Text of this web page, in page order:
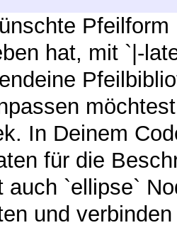
hat, mit `|-
In Deinem
für die
auch `ellipse`
und